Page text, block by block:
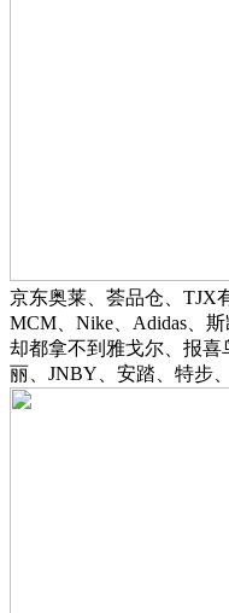
京东奥莱、荟品仓、TJX
MCM、Nike、Adidas、
却都拿不到雅戈尔、报
丽、JNBY、安踏、特步